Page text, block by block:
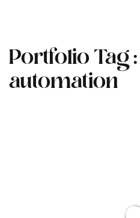
Portfolio Tag :
automation